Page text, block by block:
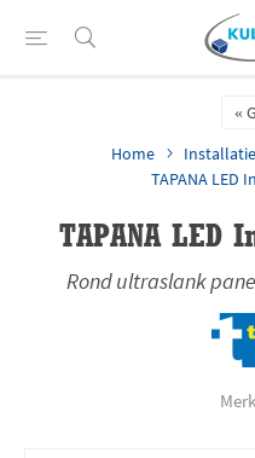
Home
TAPANA LED
TAPANA LED
Rond ultraslank